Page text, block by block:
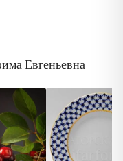
Евгеньевна